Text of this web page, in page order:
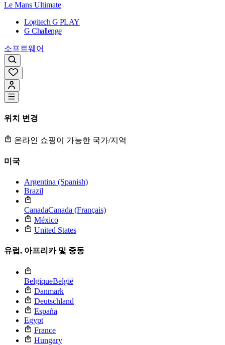
Le Mans Ultimate
Logitech G PLAY
G Challenge
소프트웨어
위치 변경
온라인 쇼핑이 가능한 국가/지역
미국
Argentina (Spanish)
Brazil
CanadaCanada (Français)
México
United States
유럽, 아프리카 및 중동
BelgiqueBelgië
Danmark
Deutschland
España
Egypt
France
Hungary